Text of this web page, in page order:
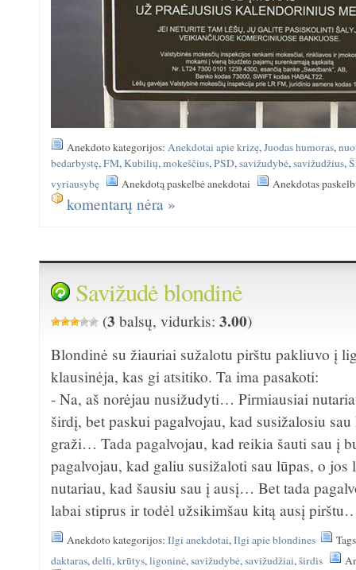
Anekdoto kategorijos:Anekdotai apie krizę,Juodas humoras,
bedarbystę,FM,Kubilių,mokeščius,PSD,savižudybė,savižudžius,
vyriausybę
Anekdotą paskelbė anekdotai Anekdotas
komentarų nėra »
Savižudė blondinė
(3 balsų, vidurkis:3.00)
Blondinė su žiauriai sužalotu pirštu pakliuvo į
klausinėja, kas gi atsitiko. Ta ima pasakoti:
- Na, aš norėjau nusižudyti… Pirmiausiai
širdį, bet paskui pagalvojau, kad susižalosiu
graži… Tada pagalvojau, kad reikia šauti sau į
pagalvojau, kad galiu susižaloti sau lūpas, o
nutariau, kad šausiu sau į ausį… Bet tada
labai stiprus ir todėl užsikimšau kitą ausį
Anekdoto kategorijos:Ilgi anekdotai,Ilgi apie blondines
daktaras,delfi,krūtys,ligoninė,savižudybė,savižudžiai,širdis